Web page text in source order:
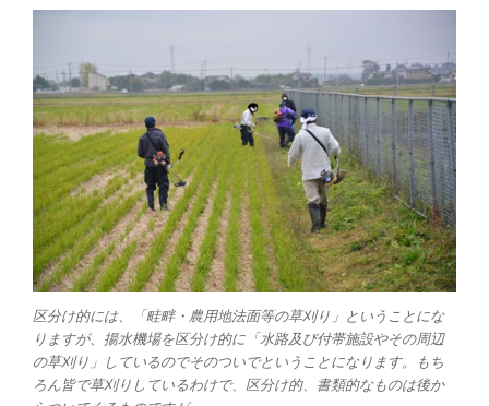
区分け的には、「畦畔・農用地法面等の草刈り」ということにな
りますが、揚水機場を区分け的に「水路及び付帯施設やその周辺
の草刈り」しているのでそのついでということになります。もち
ろん皆で草刈りしているわけで、区分け的、書類的なものは後か